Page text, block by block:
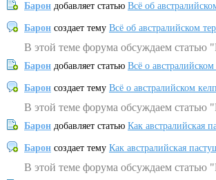
Барон добавляет статью Всё об
Барон создает тему Всё об австралийском
В этой теме форума обсуждаем статью
Барон добавляет статью Всё о
Барон создает тему Всё о австралийском
В этой теме форума обсуждаем статью
Барон добавляет статью Как австралийская
Барон создает тему Как австралийская
В этой теме форума обсуждаем статью